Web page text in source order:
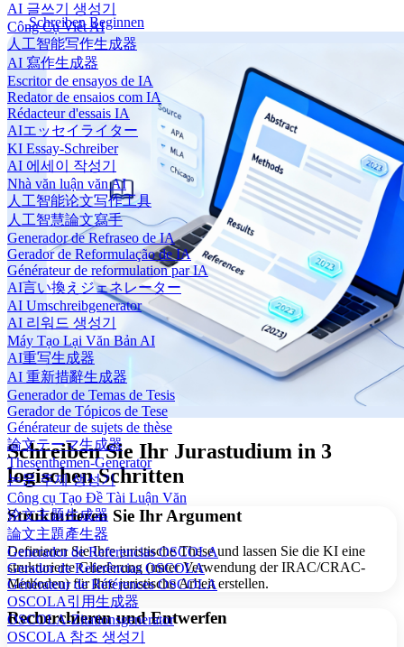
AI 글쓰기 생성기
Công Cụ Viết AI
人工智能写作生成器
AI 寫作生成器
Escritor de ensayos de IA
Redator de ensaios com IA
Rédacteur d'essais IA
AIエッセイライター
KI Essay-Schreiber
AI 에세이 작성기
Nhà văn luận văn AI
人工智能论文写作工具
人工智慧論文寫手
Generador de Refraseo de IA
Gerador de Reformulação de IA
Générateur de reformulation par IA
AI言い換えジェネレーター
AI Umschreibgenerator
AI 리워드 생성기
Máy Tạo Lại Văn Bản AI
AI重写生成器
AI 重新措辭生成器
Generador de Temas de Tesis
Gerador de Tópicos de Tese
Générateur de sujets de thèse
論文テーマ生成器
Thesenthemen-Generator
논문 주제 생성기
Công cụ Tạo Đề Tài Luận Văn
论文主题生成器
論文主題產生器
Generador de Referencias OSCOLA
Gerador de Referências OSCOLA
Générateur de Références OSCOLA
OSCOLA引用生成器
OSCOLA-Zitationsgenerator
OSCOLA 참조 생성기
Schreiben Beginnen
Schreiben Sie Ihr Jurastudium in 3
logischen Schritten
Strukturieren Sie Ihr Argument
Definieren Sie Ihre juristische These und lassen Sie die KI eine
strukturierte Gliederung (unter Verwendung der IRAC/CRAC-
Methoden) für Ihre juristische Arbeit erstellen.
Recherchieren und Entwerfen